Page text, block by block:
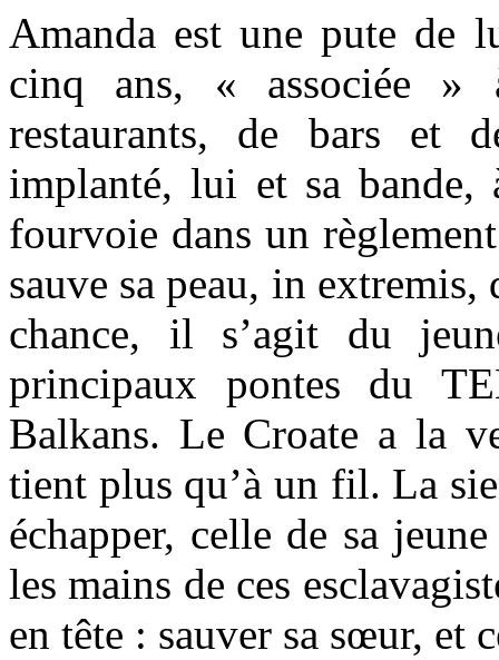
Amanda est une pute de
cinq ans, « associée »
restaurants, de bars et
implanté, lui et sa
fourvoie dans un
sauve sa peau, in
chance, il s’agit du
principaux pontes du
Balkans. Le Croate a la
tient plus qu’à un fil. La
échapper, celle de sa
les mains de ces
en tête : sauver sa sœur, et